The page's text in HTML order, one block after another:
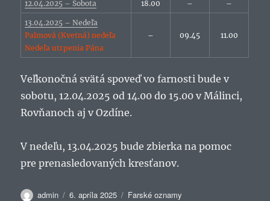
12.04.2025 – Sobota 18.00 – –
13.04.2025 – Nedeľa
Palmová (Kvetná) nedeľa
Nedeľa utrpenia Pána
– 09.45 11.00
Veľkonočná svätá spoveď vo farnosti bude v
sobotu, 12.04.2025 od 14.00 do 15.00 v Málinci,
Rovňanoch aj v Ozdíne.
V nedeľu, 13.04.2025 bude zbierka na pomoc
pre prenasledovaných kresťanov.
Autor
admin Publikované
6. apríla 2025 Kategórie
Farské oznamy